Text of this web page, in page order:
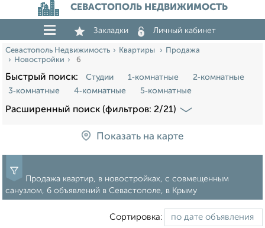
СЕВАСТОПОЛЬ НЕДВИЖИМОСТЬ
Закладки Личный кабинет
Севастополь Недвижимость Квартиры
Продажа
Новостройки
6
Быстрый поиск: Студии 1‑комнатные
2‑комнатные
3‑комнатные
4‑комнатные 5‑комнатные
Расширенный поиск (фильтров: 2/21)
Показать на карте
Продажа квартир, в новостройках, с совмещенным
санузлом, 6 объявлений в Севастополе, в Крыму
Сортировка: